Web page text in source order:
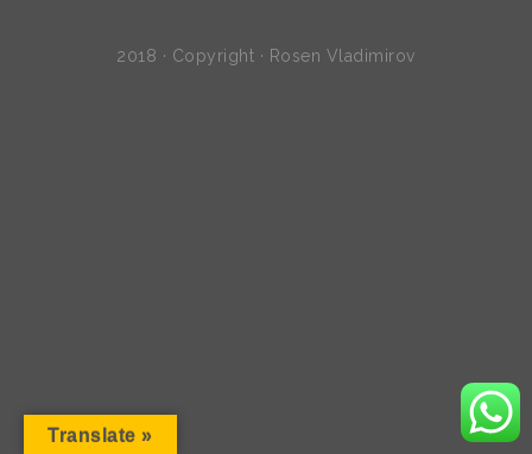
2018 · Copyright · Rosen Vladimirov
Translate »